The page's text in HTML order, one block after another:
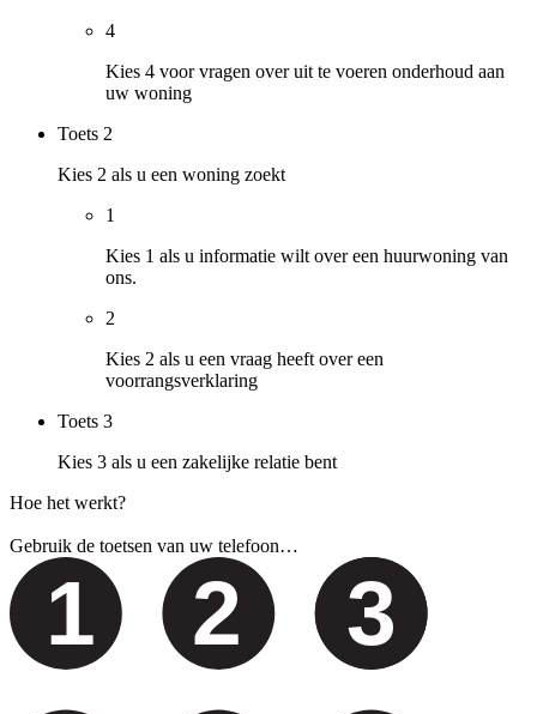
4
Kies 4 voor vragen over uit te voeren onderhoud aan
uw woning
Toets 2
Kies 2 als u een woning zoekt
1
Kies 1 als u informatie wilt over een huurwoning van
ons.
2
Kies 2 als u een vraag heeft over een
voorrangsverklaring
Toets 3
Kies 3 als u een zakelijke relatie bent
Hoe het werkt?
Gebruik de toetsen van uw telefoon…
1 2 3